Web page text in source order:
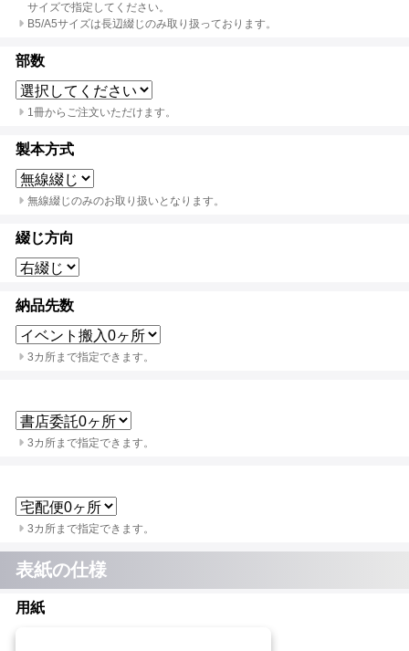
サイズで指定してください。
B5/A5サイズは長辺綴じのみ取り扱っております。
部数
1冊からご注文いただけます。
製本方式
無線綴じのみのお取り扱いとなります。
綴じ方向
納品先数
3カ所まで指定できます。
3カ所まで指定できます。
3カ所まで指定できます。
表紙の仕様
用紙